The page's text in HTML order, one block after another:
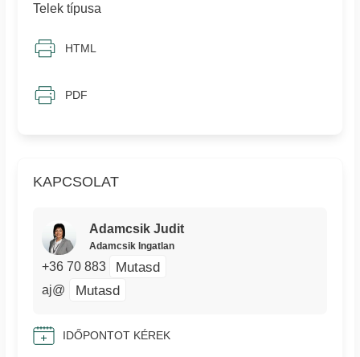
KAPCSOLAT
Adamcsik Judit
Adamcsik Ingatlan
+36 70 883 Mutasd
aj@ Mutasd
IDŐPONTOT KÉREK
Telek típusa
HTML
PDF